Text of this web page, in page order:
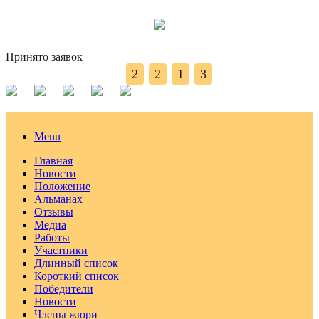
Принято заявок
2 2 1 3
Menu
Главная
Новости
Положение
Альманах
Отзывы
Медиа
Работы
Участники
Длинный список
Короткий список
Победители
Новости
Члены жюри